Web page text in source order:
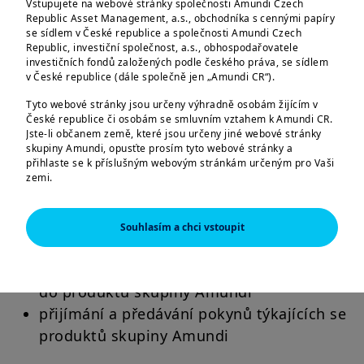
Vstupujete na webové stránky společnosti Amundi Czech
Republic Asset Management, a.s., obchodníka s cennými papíry
se sídlem v České republice a společnosti Amundi Czech
Republic, investiční společnost, a.s., obhospodařovatele
investičních fondů založených podle českého práva, se sídlem
v České republice (dále společně jen „Amundi CR“).
Tyto webové stránky jsou určeny výhradně osobám žijícím v
České republice či osobám se smluvním vztahem k Amundi CR.
Jste-li občanem země, které jsou určeny jiné webové stránky
skupiny Amundi, opusťte prosím tyto webové stránky a
přihlaste se k příslušným webovým stránkám určeným pro Vaši
zemi.
Tyto webové stránky jsou určeny výhradně k poskytování
informací o společnostech Amundi CR a skupině Amundi a o
produktech schválených pro trh v České republice. Informace o
produktech jsou poskytovány pouze v obecné rovině, nebyl
může být vyhodnocen až na základě informací, které o sobě
poskytnete distributorovi daného produktu.
Informace zde uvedené nemusí být úplné, mohou se postupem
Souhlasím a chci vstoupit
Management, a. s.
společnost skupiny Amundi, se sídlem
Praha 8, Rohanské nábřeží 693/10, PSČ 186
00, IČ 25684558, zapsaná v obchodním
rejstříku vedeném Městským soudem v
Praze, oddíl B, vložka 5483
agent pro zahraniční fondy
výkon některých činností souvisejících s
kolektivním investováním pro Amundi
Czech Republic, investiční společnost, a.s.
obhospodařování individuálních portfolií
do produktů skupiny Amundi
přijímání a předávání pokynů týkajících se
produktů skupiny Amundi